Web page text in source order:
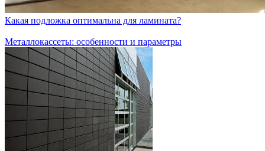
Какая подложка оптимальна для ламината?
Металлокассеты: особенности и параметры